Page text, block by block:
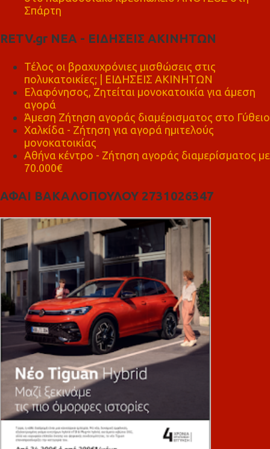
Σπάρτη
RETV.gr ΝΕΑ - ΕΙΔΗΣΕΙΣ ΑΚΙΝΗΤΩΝ
Τέλος οι βραχυχρόνιες μισθώσεις στις
πολυκατοικίες; | ΕΙΔΗΣΕΙΣ ΑΚΙΝΗΤΩΝ
Ελαφόνησος, Ζητείται μονοκατοικία για άμεση
αγορά
Άμεση Ζήτηση αγοράς διαμέρισματος στο Γύθειο
Χαλκίδα - Ζήτηση για αγορά ημιτελούς
μονοκατοικίας
Αθήνα κέντρο - Ζήτηση αγοράς διαμερίσματος με
70.000€
ΑΦΑΙ ΒΑΚΑΛΟΠΟΥΛΟΥ 2731026347